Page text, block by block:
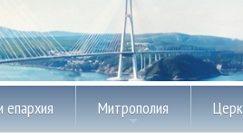
епархия Митрополия